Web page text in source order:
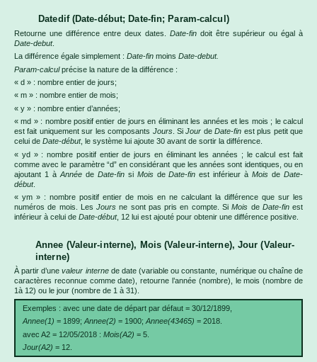
Datedif (Date-début; Date-fin; Param-calcul)
Retourne une différence entre deux dates. Date-fin doit être supérieur ou égal à
Date-debut.
La différence égale simplement : Date-fin moins Date-debut.
Param-calculprécise la nature de la différence :
« d » : nombre entier de jours;
« m » : nombre entier de mois;
« y » : nombre entier d’années;
« md » : nombre positif entier de jours en éliminant les années et les mois ; le calcul
est fait uniquement sur les composants Jours. SiJour deDate-fin est plus petit que
celui de Date-début, le système lui ajoute 30 avant de sortir la différence.
« yd » : nombre positif entier de jours en éliminant les années ; le calcul est fait
comme avec le paramètre “d” en considérant que les années sont identiques, ou en
ajoutant 1 à Année de Date-fin si Mois deDate-finest inférieur àMois deDate-
début.
« ym » : nombre positif entier de mois en ne calculant la différence que sur les
numéros de mois. LesJours ne sont pas pris en compte. SiMois de Date-finest
inférieur à celui de Date-début, 12 lui est ajouté pour obtenir une différence positive.
Annee (Valeur-interne), Mois (Valeur-interne), Jour (Valeur-
interne)
À partir d’unevaleur internede date (variable ou constante, numérique ou chaîne de
caractères reconnue comme date), retourne l’année (nombre), le mois (nombre de
1à 12) ou le jour (nombre de 1 à 31).
Exemples : avec une date de départ par défaut = 30/12/1899,
Annee(1) = 1899;Annee(2) = 1900;Annee(43465) = 2018.
avec A2 = 12/05/2018 : Mois(A2) = 5.
Jour(A2) = 12.